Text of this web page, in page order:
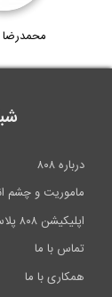
محمدرضا
درباره ۸۰۸
ماموریت و چشم
اپلیکیشن ۸۰۸ پلاس
تماس با ما
همکاری با ما